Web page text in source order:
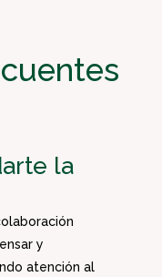
la
y
atención al